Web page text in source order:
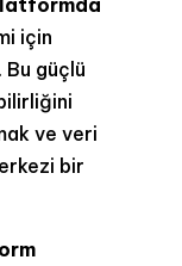
için
güçlü
ve veri
bir